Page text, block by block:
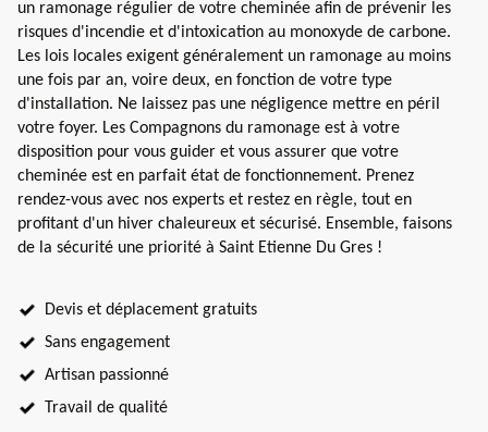
un ramonage régulier de votre cheminée afin de prévenir les
risques d'incendie et d'intoxication au monoxyde de carbone.
Les lois locales exigent généralement un ramonage au moins
une fois par an, voire deux, en fonction de votre type
d'installation. Ne laissez pas une négligence mettre en péril
votre foyer. Les Compagnons du ramonage est à votre
disposition pour vous guider et vous assurer que votre
cheminée est en parfait état de fonctionnement. Prenez
rendez-vous avec nos experts et restez en règle, tout en
profitant d'un hiver chaleureux et sécurisé. Ensemble, faisons
de la sécurité une priorité à Saint Etienne Du Gres !
Devis et déplacement gratuits
Sans engagement
Artisan passionné
Travail de qualité